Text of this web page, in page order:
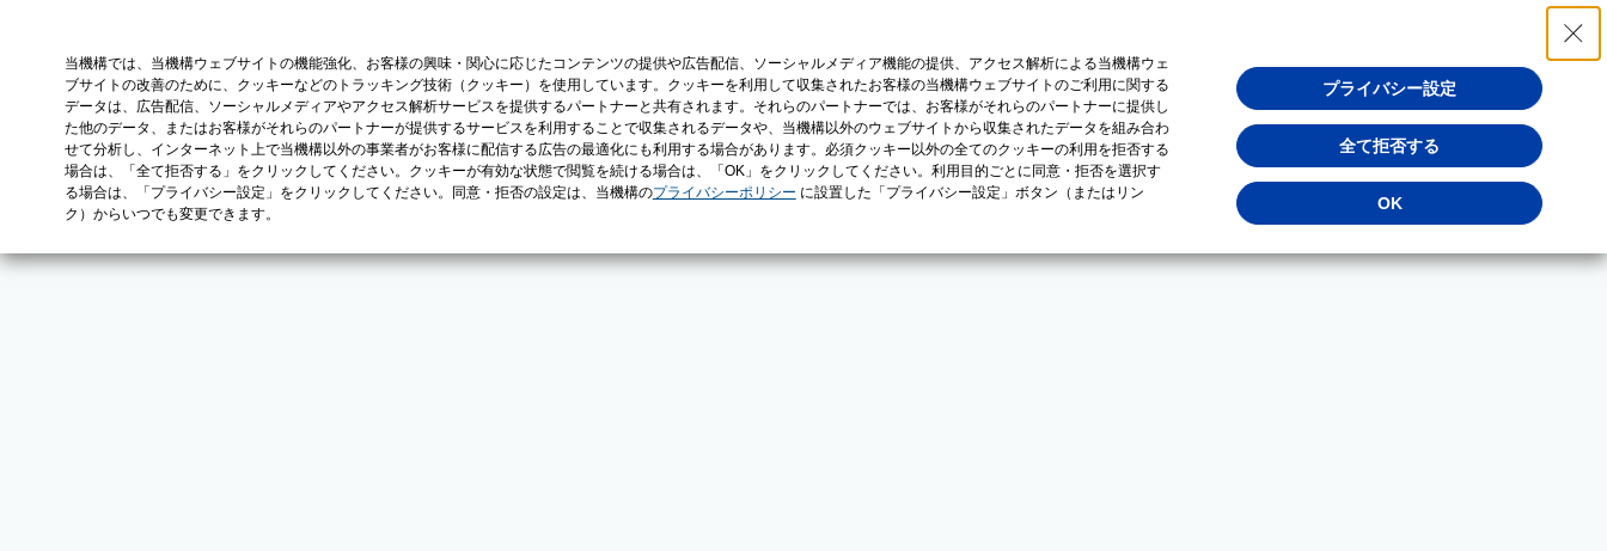
当機構では、当機構ウェブサイトの機能強化、お客様の興味・関心に応じたコンテンツの提供や広告配信、ソーシャルメディア機能の提供、アクセス解析による当機構ウェ
ブサイトの改善のために、クッキーなどのトラッキング技術（クッキー）を使用しています。クッキーを利用して収集されたお客様の当機構ウェブサイトのご利用に関する
データは、広告配信、ソーシャルメディアやアクセス解析サービスを提供するパートナーと共有されます。それらのパートナーでは、お客様がそれらのパートナーに提供し
た他のデータ、またはお客様がそれらのパートナーが提供するサービスを利用することで収集されるデータや、当機構以外のウェブサイトから収集されたデータを組み合わ
せて分析し、インターネット上で当機構以外の事業者がお客様に配信する広告の最適化にも利用する場合があります。必須クッキー以外の全てのクッキーの利用を拒否する
場合は、「全て拒否する」をクリックしてください。クッキーが有効な状態で閲覧を続ける場合は、「OK」をクリックしてください。利用目的ごとに同意・拒否を選択す
る場合は、「プライバシー設定」をクリックしてください。同意・拒否の設定は、当機構のプライバシーポリシー に設置した「プライバシー設定」ボタン（またはリン
ク）からいつでも変更できます。
プライバシー設定
全て拒否する
OK